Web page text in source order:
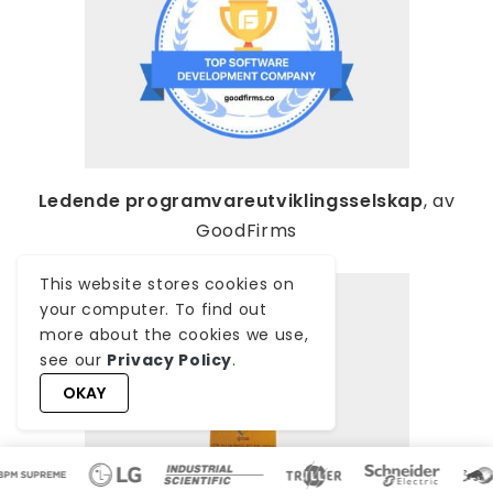
Ledende programvareutviklingsselskap, av
GoodFirms
This website stores cookies on
your computer. To find out
more about the cookies we use,
see our Privacy Policy.
OKAY